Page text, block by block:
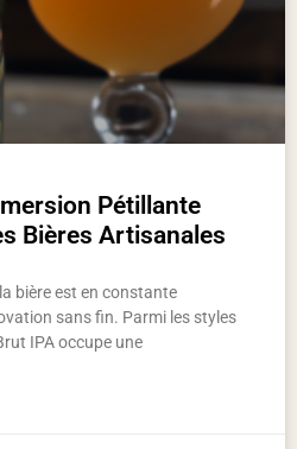
Pétillante
Bières Artisanales
bière est en constante
sans fin. Parmi les styles
IPA occupe une